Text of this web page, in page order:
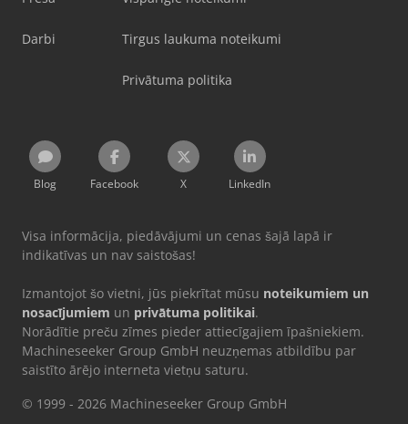
Darbi Tirgus laukuma noteikumi
Privātuma politika
Blog Facebook X LinkedIn
Visa informācija, piedāvājumi un cenas šajā lapā ir
indikatīvas un nav saistošas!
Izmantojot šo vietni, jūs piekrītat mūsu noteikumiem un
nosacījumiem un privātuma politikai.
Norādītie preču zīmes pieder attiecīgajiem īpašniekiem.
Machineseeker Group GmbH neuzņemas atbildību par
saistīto ārējo interneta vietņu saturu.
© 1999 - 2026 Machineseeker Group GmbH